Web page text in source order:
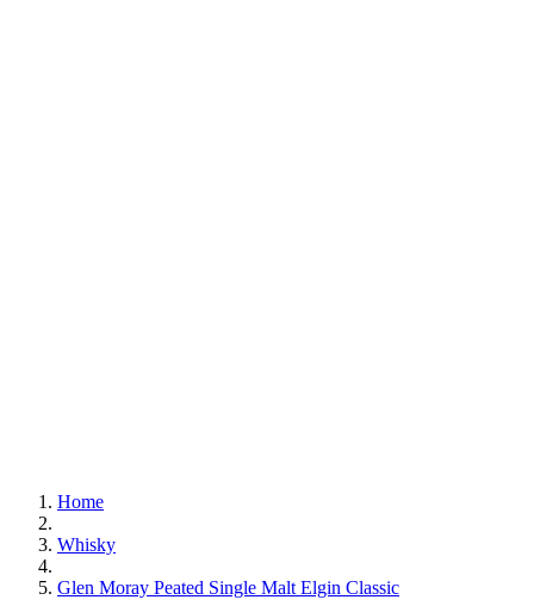
Home
Whisky
Glen Moray Peated Single Malt Elgin Classic